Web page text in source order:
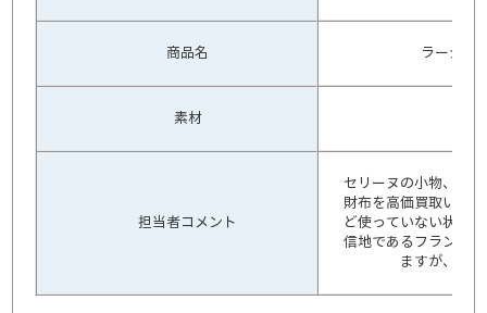
商品名 ラージマ
素材
担当者コメント
セリーヌの小物、ラ
財布を高価買取いた
ど使っていない状態
信地であるフランス
ますが、セ